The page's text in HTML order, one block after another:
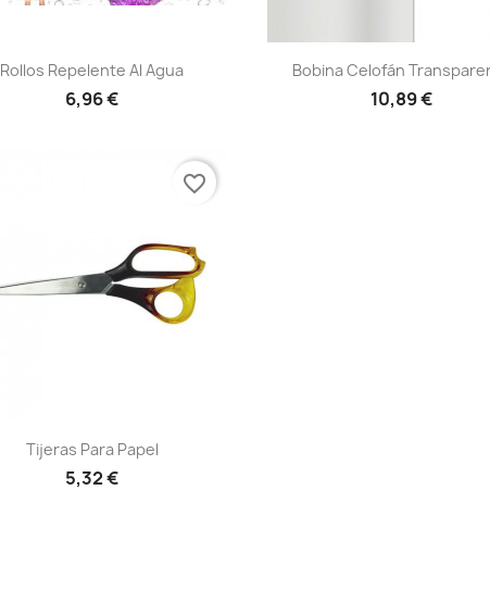
Vista rápida
Rollos Repelente Al Agua
6,96 €
Vista rápida
Bobina Celofán
10,89 €
Vista rápida
Tijeras Para Papel
5,32 €
favorite_border